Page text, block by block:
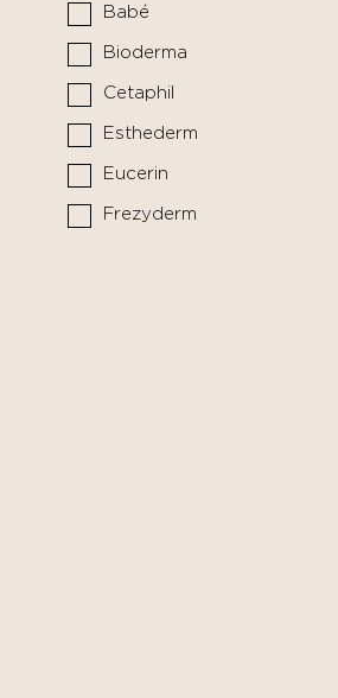
Sérums y boosters
Cuidado del Cabello
Limpiador
Medicina funcional
Babé
Bioderma
Cetaphil
Esthederm
Eucerin
Frezyderm